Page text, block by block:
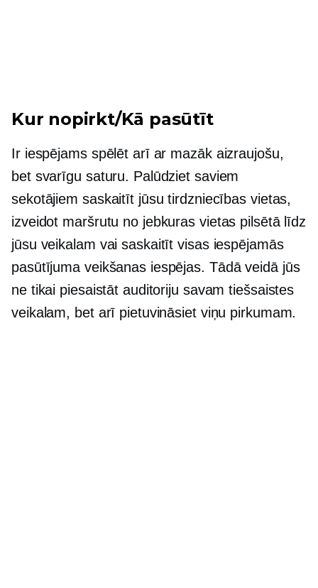
Kur nopirkt/Kā pasūtīt
Ir iespējams spēlēt arī ar mazāk aizraujošu,
bet svarīgu saturu. Palūdziet saviem
sekotājiem saskaitīt jūsu tirdzniecības vietas,
izveidot maršrutu no jebkuras vietas pilsētā līdz
jūsu veikalam vai saskaitīt visas iespējamās
pasūtījuma veikšanas iespējas. Tādā veidā jūs
ne tikai piesaistāt auditoriju savam tiešsaistes
veikalam, bet arī pietuvināsiet viņu pirkumam.